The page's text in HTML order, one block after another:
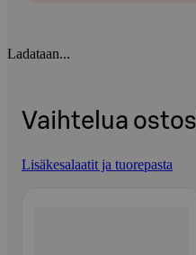
Ladataan...
Vaihtelua
Lisäkesalaatit ja tuorepasta